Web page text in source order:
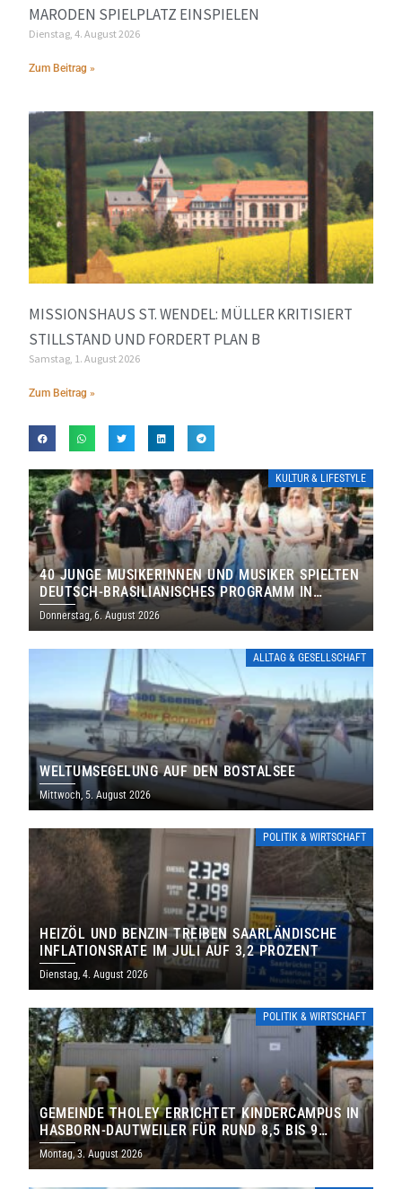
MARODEN SPIELPLATZ EINSPIELEN
Dienstag, 4. August 2026
Zum Beitrag »
MISSIONSHAUS ST. WENDEL: MÜLLER KRITISIERT
STILLSTAND UND FORDERT PLAN B
Samstag, 1. August 2026
Zum Beitrag »
KULTUR & LIFESTYLE
40 JUNGE MUSIKERINNEN UND MUSIKER SPIELTEN
DEUTSCH-BRASILIANISCHES PROGRAMM IN
THOLEY
Donnerstag, 6. August 2026
ALLTAG & GESELLSCHAFT
WELTUMSEGELUNG AUF DEN BOSTALSEE
Mittwoch, 5. August 2026
POLITIK & WIRTSCHAFT
HEIZÖL UND BENZIN TREIBEN SAARLÄNDISCHE
INFLATIONSRATE IM JULI AUF 3,2 PROZENT
Dienstag, 4. August 2026
POLITIK & WIRTSCHAFT
GEMEINDE THOLEY ERRICHTET KINDERCAMPUS IN
HASBORN-DAUTWEILER FÜR RUND 8,5 BIS 9
MILLIONEN EURO
Montag, 3. August 2026